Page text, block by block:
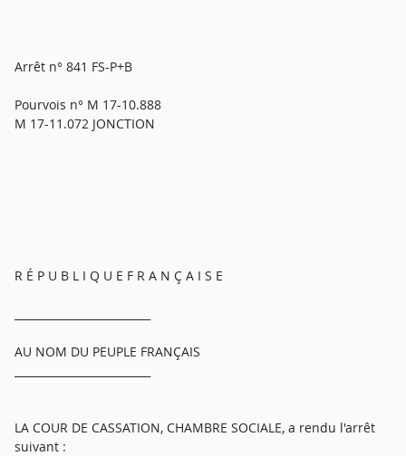
Arrêt n° 841 FS-P+B
Pourvois n° M 17-10.888
M 17-11.072 JONCTION
R É P U B L I Q U E F R A N Ç A I S E
AU NOM DU PEUPLE FRANÇAIS
LA COUR DE CASSATION, CHAMBRE SOCIALE, a rendu l'arrêt
suivant :